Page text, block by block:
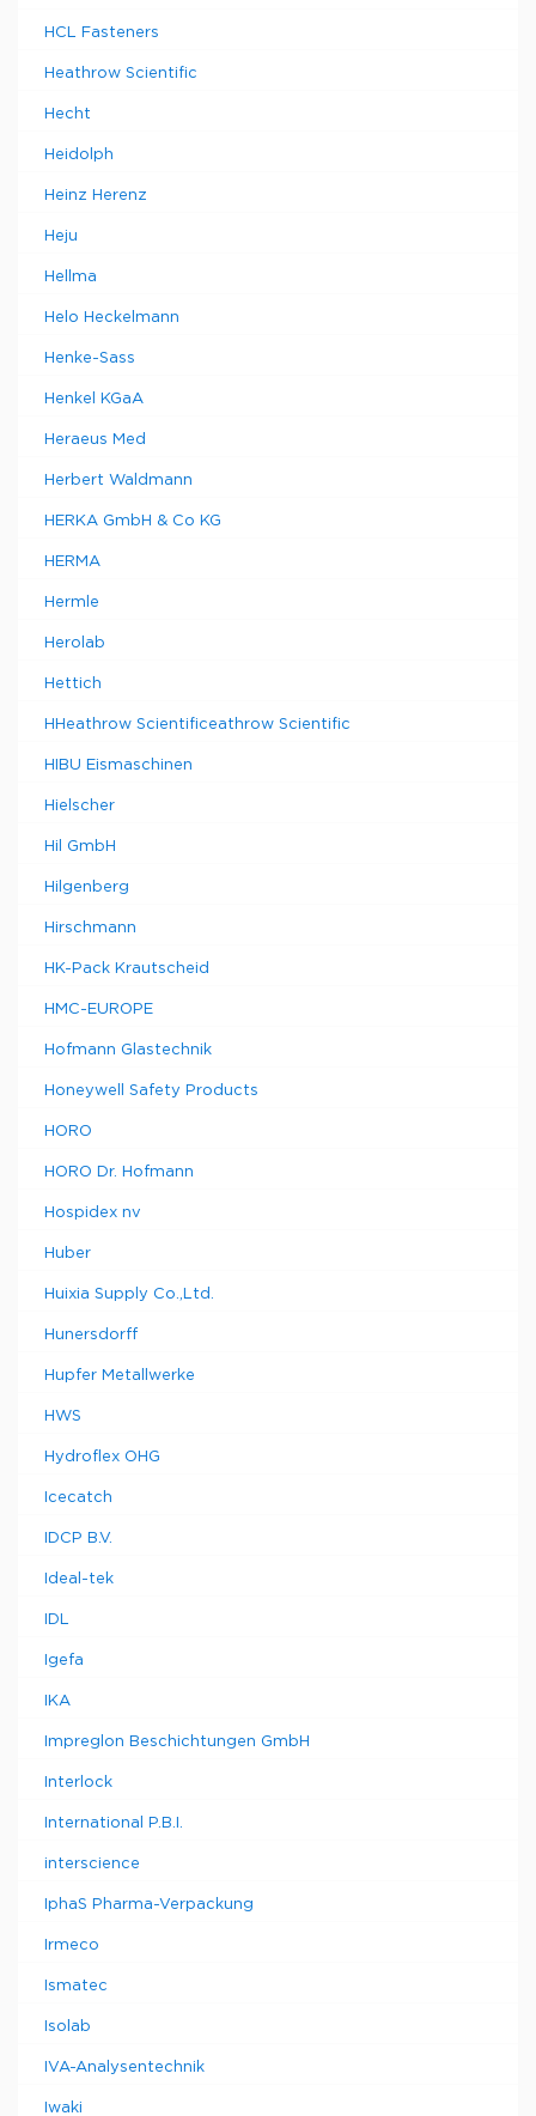
HCL Fasteners
Heathrow Scientific
Hecht
Heidolph
Heinz Herenz
Heju
Hellma
Helo Heckelmann
Henke-Sass
Henkel KGaA
Heraeus Med
Herbert Waldmann
HERKA GmbH & Co KG
HERMA
Hermle
Herolab
Hettich
HHeathrow Scientificeathrow Scientific
HIBU Eismaschinen
Hielscher
Hil GmbH
Hilgenberg
Hirschmann
HK-Pack Krautscheid
HMC-EUROPE
Hofmann Glastechnik
Honeywell Safety Products
HORO
HORO Dr. Hofmann
Hospidex nv
Huber
Huixia Supply Co.,Ltd.
Hunersdorff
Hupfer Metallwerke
HWS
Hydroflex OHG
Icecatch
IDCP B.V.
Ideal-tek
IDL
Igefa
IKA
Impreglon Beschichtungen GmbH
Interlock
International P.B.I.
interscience
IphaS Pharma-Verpackung
Irmeco
Ismatec
Isolab
IVA-Analysentechnik
Iwaki